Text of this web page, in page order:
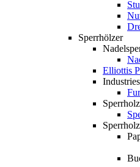
Sperrhölzer
Elliottis